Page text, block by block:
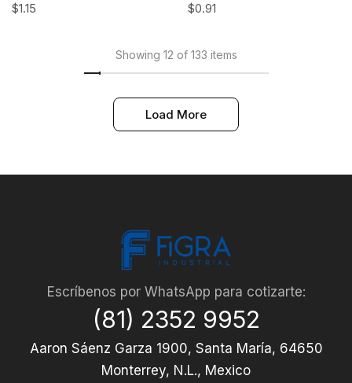
$1.15 $0.91
Showing 12 of 133 items
Load More
Escríbenos por WhatsApp para cotizarte:
(81) 2352 9952
Aaron Sáenz Garza 1900, Santa María, 64650
Monterrey, N.L., Mexico